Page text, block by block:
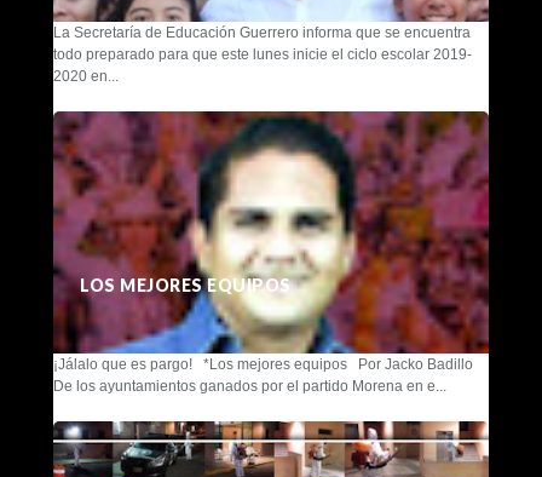
La Secretaría de Educación Guerrero informa que se encuentra
todo preparado para que este lunes inicie el ciclo escolar 2019-
2020 en...
LOS MEJORES EQUIPOS
¡Jálalo que es pargo! *Los mejores equipos Por Jacko Badillo
De los ayuntamientos ganados por el partido Morena en e...